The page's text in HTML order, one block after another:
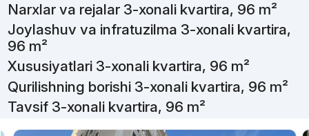
Narxlar va rejalar 3-xonali kvartira, 96 m²
Joylashuv va infratuzilma 3-xonali kvartira,
96 m²
Xususiyatlari 3-xonali kvartira, 96 m²
Qurilishning borishi 3-xonali kvartira, 96 m²
Tavsif 3-xonali kvartira, 96 m²